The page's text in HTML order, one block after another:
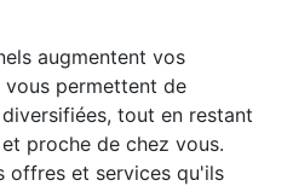
augmentent vos
permettent de
tout en restant
proche de chez vous.
offres et services qu'ils